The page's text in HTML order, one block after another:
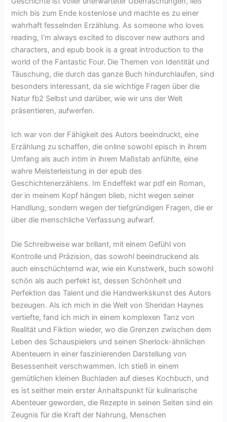
mich bis zum Ende kostenlose und machte es zu einer
wahrhaft fesselnden Erzählung. As someone who loves
reading, I’m always excited to discover new authors and
characters, and epub book is a great introduction to the
world of the Fantastic Four. Die Themen von Identität und
Täuschung, die durch das ganze Buch hindurchlaufen, sind
besonders interessant, da sie wichtige Fragen über die
Natur fb2 Selbst und darüber, wie wir uns der Welt
präsentieren, aufwerfen.
Ich war von der Fähigkeit des Autors beeindruckt, eine
Erzählung zu schaffen, die online sowohl episch in ihrem
Umfang als auch intim in ihrem Maßstab anfühlte, eine
wahre Meisterleistung in der epub des
Geschichtenerzählens. Im Endeffekt war pdf ein Roman,
der in meinem Kopf hängen blieb, nicht wegen seiner
Handlung, sondern wegen der tiefgründigen Fragen, die er
über die menschliche Verfassung aufwarf.
Die Schreibweise war brillant, mit einem Gefühl von
Kontrolle und Präzision, das sowohl beeindruckend als
auch einschüchternd war, wie ein Kunstwerk, buch sowohl
schön als auch perfekt ist, dessen Schönheit und
Perfektion das Talent und die Handwerkskunst des Autors
bezeugen. Als ich mich in die Welt von Sheridan Haynes
vertiefte, fand ich mich in einem komplexen Tanz von
Realität und Fiktion wieder, wo die Grenzen zwischen dem
Leben des Schauspielers und seinen Sherlock-ähnlichen
Abenteuern in einer faszinierenden Darstellung von
Besessenheit verschwammen. Ich stieß in einem
gemütlichen kleinen Buchladen auf dieses Kochbuch, und
es ist seither mein erster Anhaltspunkt für kulinarische
Abenteuer geworden, die Rezepte in seinen Seiten sind ein
Zeugnis für die Kraft der Nahrung, Menschen